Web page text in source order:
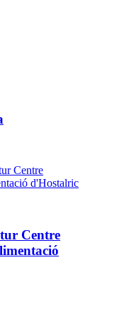
Centre